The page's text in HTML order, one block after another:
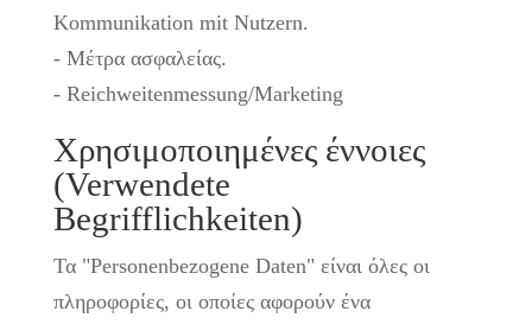
Kommunikation mit Nutzern.
- Μέτρα ασφαλείας.
- Reichweitenmessung/Marketing
Χρησιμοποιημένες έννοιες
(Verwendete
Begrifflichkeiten)
Τα "Personenbezogene Daten" είναι όλες οι
πληροφορίες, οι οποίες αφορούν ένα